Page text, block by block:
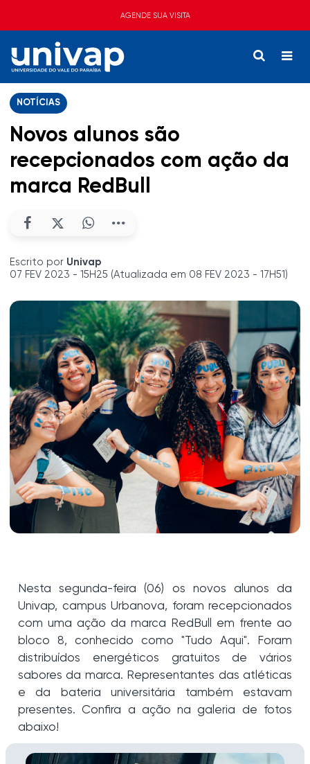
AGENDE SUA VISITA
NOTÍCIAS
Novos alunos são
recepcionados com ação da
marca RedBull
Escrito por Univap
07 FEV 2023 - 15H25 (Atualizada em 08 FEV 2023 - 17H51)
Nesta segunda-feira (06) os novos alunos da
Univap, campus Urbanova, foram recepcionados
com uma ação da marca RedBull em frente ao
bloco 8, conhecido como "Tudo Aqui". Foram
distribuídos energéticos gratuitos de vários
sabores da marca. Representantes das atléticas
e da bateria universitária também estavam
presentes. Confira a ação na galeria de fotos
abaixo!